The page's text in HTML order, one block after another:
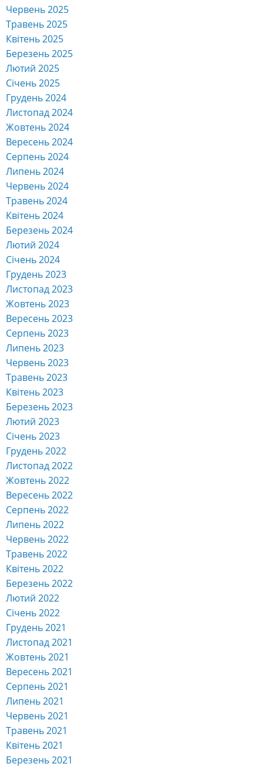
Червень 2025
Травень 2025
Квітень 2025
Березень 2025
Лютий 2025
Січень 2025
Грудень 2024
Листопад 2024
Жовтень 2024
Вересень 2024
Серпень 2024
Липень 2024
Червень 2024
Травень 2024
Квітень 2024
Березень 2024
Лютий 2024
Січень 2024
Грудень 2023
Листопад 2023
Жовтень 2023
Вересень 2023
Серпень 2023
Липень 2023
Червень 2023
Травень 2023
Квітень 2023
Березень 2023
Лютий 2023
Січень 2023
Грудень 2022
Листопад 2022
Жовтень 2022
Вересень 2022
Серпень 2022
Липень 2022
Червень 2022
Травень 2022
Квітень 2022
Березень 2022
Лютий 2022
Січень 2022
Грудень 2021
Листопад 2021
Жовтень 2021
Вересень 2021
Серпень 2021
Липень 2021
Червень 2021
Травень 2021
Квітень 2021
Березень 2021